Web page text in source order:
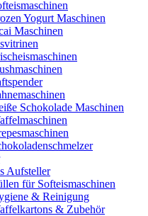
Yogurt Maschinen
Maschinen
Schokolade Maschinen
Aufsteller
für Softeismaschinen
& Reinigung
& Zubehör